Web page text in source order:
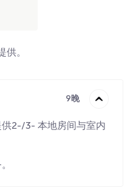
。
9晚
2-/3- 本地房间与室内